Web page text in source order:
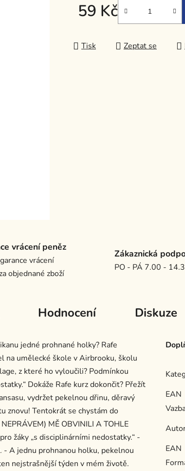
59 Kč
Měrná cena:
Tisk Zeptat se
vrácení peněz
vrácení
objednané zboží
Zákaznická
PO - PÁ 7.00 -
Hodnocení Diskuze
jedné prohnané holky? Rafe
na umělecké škole v Airbrooku, školu
z které ho vyloučili? Podmínkou
Dokáže Rafe kurz dokončit? Přežít
vydržet pekelnou dřinu, děravý
znovu! Tentokrát se chystám do
MĚ OBVINILI A TOHLE
žáky „s disciplinárními nedostatky.“ -
- A jednu prohnanou holku, pekelnou
nejstrašnější týden v mém životě.
EAN
EAN